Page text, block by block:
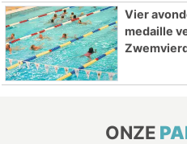
Vier
medaille
ONZE